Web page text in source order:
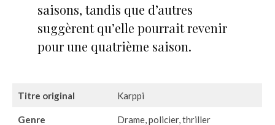
saisons, tandis que d’autres
suggèrent qu’elle pourrait revenir
pour une quatrième saison.
Titre original Karppi
Genre Drame, policier, thriller